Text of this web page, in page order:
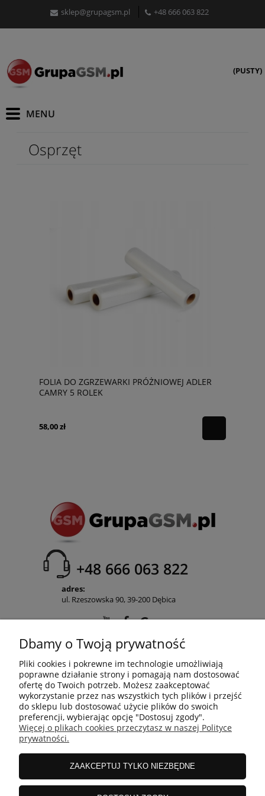
sklep@grupagsm.pl +48 666 063 822
(PUSTY)
Osprzęt
FOLIA DO ZGRZEWARKI PRÓŻNIOWEJ ADLER
CAMRY 5 ROLEK
58,00 zł
+48 666 063 822
adres:
ul. Rzeszowska 90, 39-200 Dębica
POMOC
MOJE KONTO
INFORMACJE
Dbamy o Twoją prywatność
Pliki cookies i pokrewne im technologie umożliwiają
poprawne działanie strony i pomagają nam dostosować
ofertę do Twoich potrzeb. Możesz zaakceptować
wykorzystanie przez nas wszystkich tych plików i przejść
do sklepu lub dostosować użycie plików do swoich
preferencji, wybierając opcję "Dostosuj zgody".
Więcej o plikach cookies przeczytasz w naszej Polityce
prywatności.
ZAAKCEPTUJ TYLKO NIEZBĘDNE